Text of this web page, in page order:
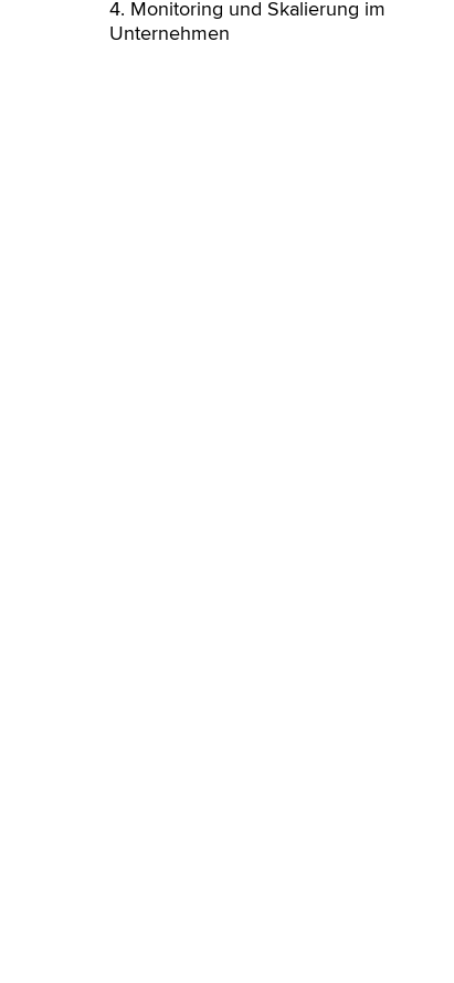
4. Monitoring und Skalierung im
Unternehmen‍